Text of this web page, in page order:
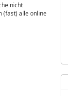
nicht
(fast) alle online